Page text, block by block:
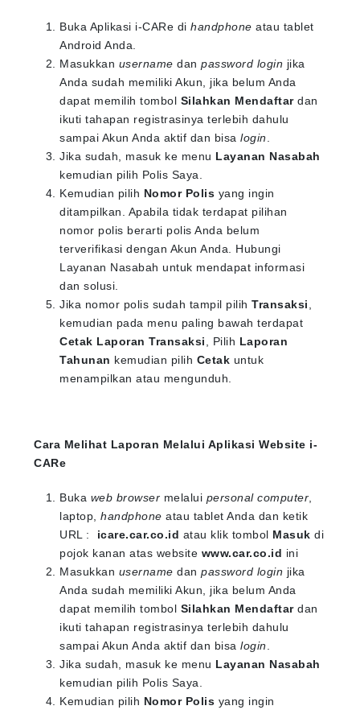
Buka Aplikasi i-CARe di handphone atau tablet
Android Anda.
Masukkan username dan password login jika
Anda sudah memiliki Akun, jika belum Anda
dapat memilih tombol Silahkan Mendaftardan
ikuti tahapan registrasinya terlebih dahulu
sampai Akun Anda aktif dan bisa login
Jika sudah, masuk ke menu Layanan Nasabah
kemudian pilih Polis Saya.
Kemudian pilih Nomor Polis yang ingin
ditampilkan. Apabila tidak terdapat pilihan
nomor polis berarti polis Anda belum
terverifikasi dengan Akun Anda. Hubungi
Layanan Nasabah untuk mendapat informasi
dan solusi.
Jika nomor polis sudah tampil pilihTransaksi
kemudian pada menu paling bawah terdapat
Cetak Laporan Transaksi
, Pilih Laporan
Tahunan kemudian pilih Cetak untuk
menampilkan atau mengunduh.
Cara Melihat Laporan Melalui Aplikasi Website i-
CARe
Buka web browser melalui personal computer
laptop, handphone atau tablet Anda dan ketik
URL : icare.car.co.id atau klik tombol Masuk di
pojok kanan atas website www.car.co.id ini
Masukkan username dan password login jika
Anda sudah memiliki Akun, jika belum Anda
dapat memilih tombol Silahkan Mendaftardan
ikuti tahapan registrasinya terlebih dahulu
sampai Akun Anda aktif dan bisa login
Jika sudah, masuk ke menu Layanan Nasabah
kemudian pilih Polis Saya.
Kemudian pilih Nomor Polis yang ingin